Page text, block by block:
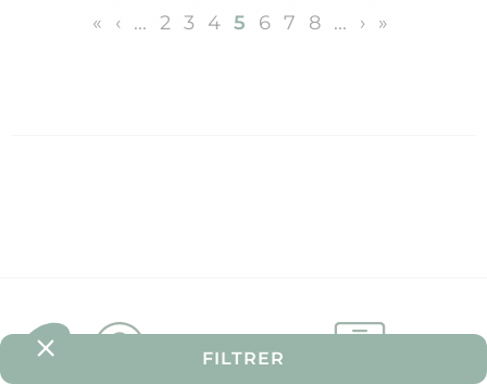
FILTRER
« ‹ ... 2 3 4 5 6 7 8 ... › »